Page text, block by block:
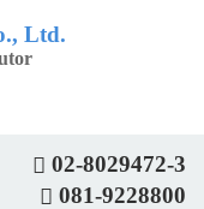
Ltd.
02-8029472-3
081-9228800